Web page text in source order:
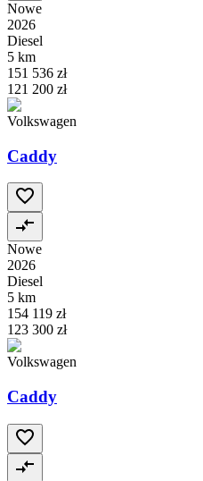
Nowe
2026
Diesel
5 km
151 536 zł
121 200 zł
Volkswagen
Caddy
Nowe
2026
Diesel
5 km
154 119 zł
123 300 zł
Volkswagen
Caddy